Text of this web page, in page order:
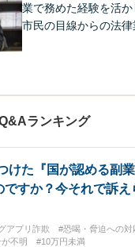
業で務めた経験を活か
市民の目線からの法律
ランキング
けた『国が認める副
ですか？今それで訴え
アプリ詐欺
#恐喝・脅迫への対
不明
#10万円未満